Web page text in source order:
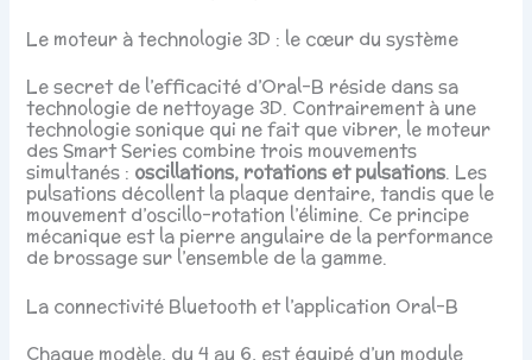
Le moteur à technologie 3D : le cœur du système
Le secret de l’efficacité d’Oral-B réside dans sa
technologie de nettoyage 3D. Contrairement à une
technologie sonique qui ne fait que vibrer, le moteur
des Smart Series combine trois mouvements
simultanés : oscillations, rotations et pulsations. Les
pulsations décollent la plaque dentaire, tandis que le
mouvement d’oscillo-rotation l’élimine. Ce principe
mécanique est la pierre angulaire de la performance
de brossage sur l’ensemble de la gamme.
La connectivité Bluetooth et l’application Oral-B
Chaque modèle, du 4 au 6, est équipé d’un module